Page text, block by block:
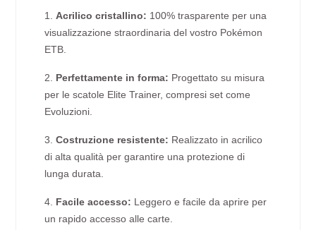
1. Acrilico cristallino: 100% trasparente per una
visualizzazione straordinaria del vostro Pokémon
ETB.
2. Perfettamente in forma: Progettato su misura
per le scatole Elite Trainer, compresi set come
Evoluzioni.
3.Costruzione resistente: Realizzato in acrilico
di alta qualità per garantire una protezione di
lunga durata.
4. Facile accesso: Leggero e facile da aprire per
un rapido accesso alle carte.